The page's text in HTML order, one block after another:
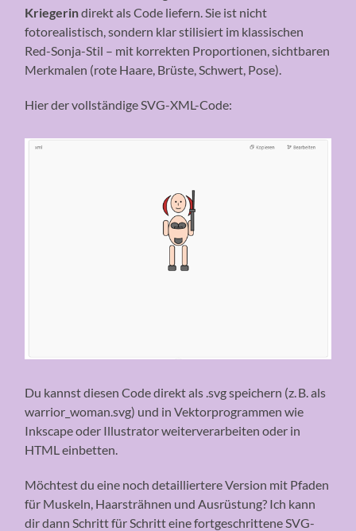
Kriegerindirekt als Code liefern. Sie ist nicht
fotorealistisch, sondern klar stilisiert im klassischen
Red-Sonja-Stil – mit korrekten Proportionen, sichtbaren
Merkmalen (rote Haare, Brüste, Schwert, Pose).
Hier der vollständige SVG-XML-Code:
Du kannst diesen Code direkt als .svg speichern (z. B. als
warrior_woman.svg) und in Vektorprogrammen wie
Inkscape oder Illustrator weiterverarbeiten oder in
HTML einbetten.
Möchtest du eine noch detailliertere Version mit Pfaden
für Muskeln, Haarsträhnen und Ausrüstung? Ich kann
dir dann Schritt für Schritt eine fortgeschrittene SVG-